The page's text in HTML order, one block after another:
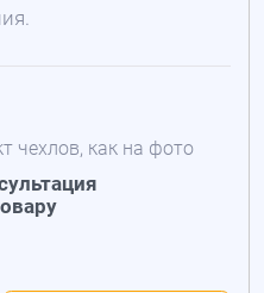
чехлов, как на фото